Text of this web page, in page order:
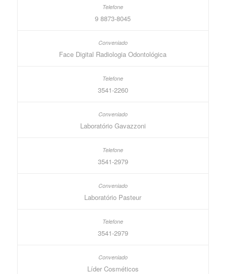
9 8873-8045
Face Digital Radiologia Odontológica
3541-2260
Laboratório Gavazzoni
3541-2979
Laboratório Pasteur
3541-2979
Líder Cosméticos